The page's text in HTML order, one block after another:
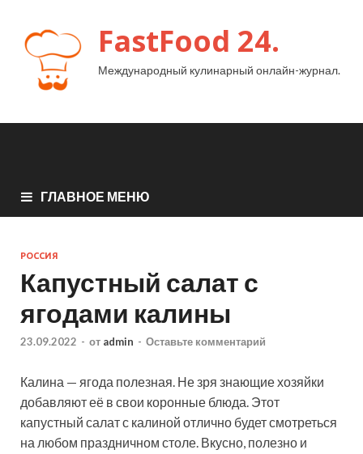
FastFood 24.
Международный кулинарный онлайн-журнал.
ГЛАВНОЕ МЕНЮ
РОССИЯ
Капустный салат с
ягодами калины
23.09.2022 - от admin - Оставьте комментарий
Калина — ягода полезная. Не зря знающие хозяйки
добавляют её в свои коронные блюда. Этот
капустный салат с калиной отлично будет смотреться
на любом праздничном столе. Вкусно, полезно и